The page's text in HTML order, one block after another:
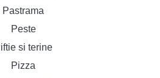
Pastrama
Peste
si terine
Pizza